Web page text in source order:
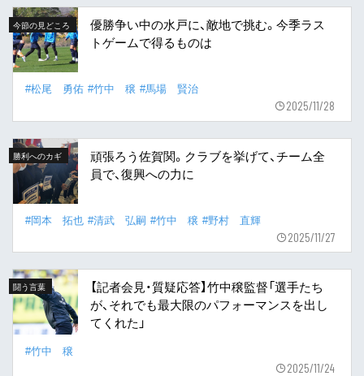
今節の見どころ
優勝争い中の水戸に、敵地で挑む。今季ラス
トゲームで得るものは
#松尾 勇佑 #竹中 穣 #馬場 賢治
2025/11/28
勝利へのカギ
頑張ろう佐賀関。クラブを挙げて、チーム全
員で、復興への力に
#岡本 拓也 #清武 弘嗣 #竹中 穣 #野村 直輝
2025/11/27
闘う言葉
【記者会見・質疑応答】竹中穣監督「選手たち
が、それでも最大限のパフォーマンスを出し
てくれた」
#竹中 穣
2025/11/24